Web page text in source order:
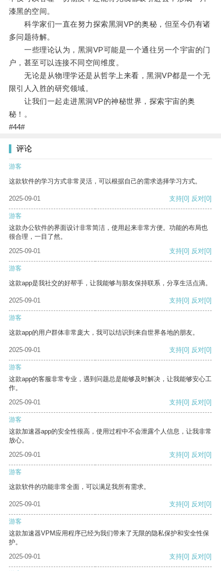
漆黑的空间。
科学家们一直在努力探索黑洞VP的奥秘，但至今仍有诸
多问题待解。
一些理论认为，黑洞VP可能是一个通往另一个宇宙的门
户，甚至可以连接不同空间维度。
无论是从物理学还是从哲学上来看，黑洞VP都是一个无
限引人入胜的研究领域。
让我们一起走进黑洞VP的神秘世界，探索宇宙的奥
秘！。
#44#
评论
游客
这款软件的学习方式非常灵活，可以根据自己的需求选择学习方式。
2025-09-01 支持[0] 反对[0]
游客
这款办公软件的界面设计非常简洁，使用起来非常方便。功能的布局也
很合理，一目了然。
2025-09-01
支持[0] 反对[0]
游客
这款app是我社交的好帮手，让我能够与朋友保持联系，分享生活点滴。
2025-09-01 支持[0] 反对[0]
游客
这款app的用户群体非常庞大，我可以结识到来自世界各地的朋友。
2025-09-01 支持[0] 反对[0]
游客
这款app的客服非常专业，遇到问题总是能够及时解决，让我能够安心工
作。
2025-09-01
支持[0] 反对[0]
游客
这款加速器app的安全性很高，使用过程中不会泄露个人信息，让我非常
放心。
2025-09-01
支持[0] 反对[0]
游客
这款软件的功能非常全面，可以满足我所有需求。
2025-09-01 支持[0] 反对[0]
游客
这款加速器VPM应用程序已经为我们带来了无限的隐私保护和安全性保
护。
2025-09-01
支持[0] 反对[0]